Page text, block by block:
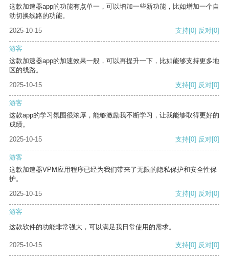
这款加速器app的功能有点单一，可以增加一些新功能，比如增加一个自
动切换线路的功能。
2025-10-15
支持[0] 反对[0]
游客
这款加速器app的加速效果一般，可以再提升一下，比如能够支持更多地
区的线路。
2025-10-15
支持[0] 反对[0]
游客
这款app的学习氛围很浓厚，能够激励我不断学习，让我能够取得更好的
成绩。
2025-10-15
支持[0] 反对[0]
游客
这款加速器VPM应用程序已经为我们带来了无限的隐私保护和安全性保
护。
2025-10-15
支持[0] 反对[0]
游客
这款软件的功能非常强大，可以满足我日常使用的需求。
2025-10-15 支持[0] 反对[0]